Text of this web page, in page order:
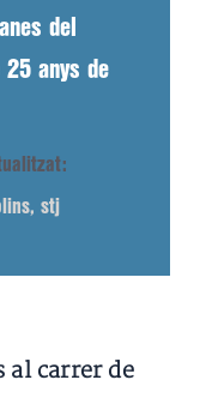
del
25 anys de
stj
al carrer de